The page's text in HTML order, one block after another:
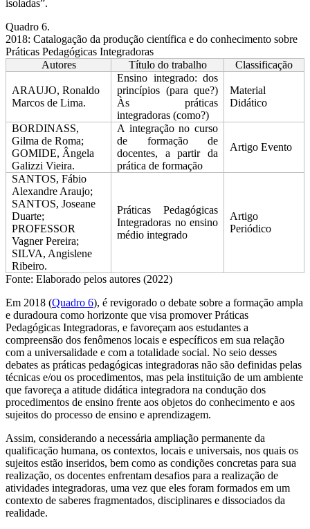
isoladas”.
Quadro 6.
2018: Catalogação da produção científica e do conhecimento sobre
Práticas Pedagógicas Integradoras
Autores
Título do trabalho Classificação
ARAUJO, Ronaldo
Marcos de Lima.
Ensino integrado: dos
princípios (para que?)
Às práticas
integradoras (como?)
Material
Didático
BORDINASS,
Gilma de Roma;
GOMIDE, Ângela
Galizzi Vieira.
A integração no curso
de formação de
docentes, a partir da
prática de formação
Artigo Evento
SANTOS, Fábio
Alexandre Araujo;
SANTOS, Joseane
Duarte;
PROFESSOR
Vagner Pereira;
SILVA, Angislene
Ribeiro.
Práticas Pedagógicas
Integradoras no ensino
médio integrado
Artigo
Periódico
Fonte: Elaborado pelos autores (2022)
Em 2018 (Quadro 6), é revigorado o debate sobre a formação ampla
e duradoura como horizonte que visa promover Práticas
Pedagógicas Integradoras, e favoreçam aos estudantes a
compreensão dos fenômenos locais e específicos em sua relação
com a universalidade e com a totalidade social. No seio desses
debates as práticas pedagógicas integradoras não são definidas pelas
técnicas e/ou os procedimentos, mas pela instituição de um ambiente
que favoreça a atitude didática integradora na condução dos
procedimentos de ensino frente aos objetos do conhecimento e aos
sujeitos do processo de ensino e aprendizagem.
Assim, considerando a necessária ampliação permanente da
qualificação humana, os contextos, locais e universais, nos quais os
sujeitos estão inseridos, bem como as condições concretas para sua
realização, os docentes enfrentam desafios para a realização de
atividades integradoras, uma vez que eles foram formados em um
contexto de saberes fragmentados, disciplinares e dissociados da
realidade.